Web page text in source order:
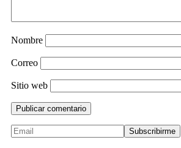
Nombre
Correo
Sitio web